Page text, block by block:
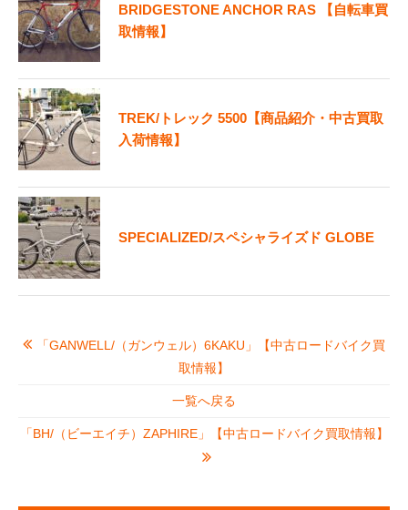
BRIDGESTONE ANCHOR RAS 【自転車買
取情報】
TREK/トレック 5500【商品紹介・中古買取
入荷情報】
SPECIALIZED/スペシャライズド GLOBE
「GANWELL/（ガンウェル）6KAKU」【中古ロードバイク買
取情報】
一覧へ戻る
「BH/（ビーエイチ）ZAPHIRE」【中古ロードバイク買取情報】